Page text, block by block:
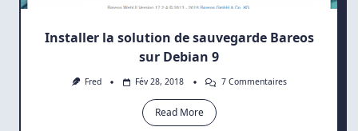
Installer la solution de sauvegarde Bareos
sur Debian 9
Fred Fév 28, 2018 7 CommentairesSur
Read More